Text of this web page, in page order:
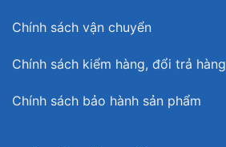
Chính sách vận chuyển
Chính sách kiểm hàng, đổi trả hàng
Chính sách bảo hành sản phẩm